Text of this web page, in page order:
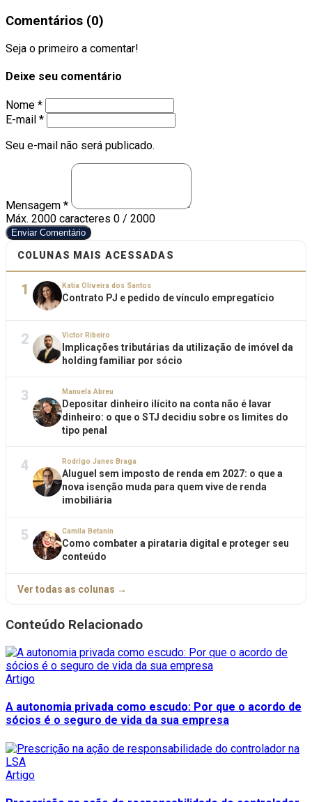
Comentários (0)
Seja o primeiro a comentar!
Deixe seu comentário
Nome *
E-mail *
Seu e-mail não será publicado.
Mensagem *
Máx. 2000 caracteres 0 / 2000
Enviar Comentário
COLUNAS MAIS ACESSADAS
1 Katia Oliveira dos Santos
Contrato PJ e pedido de vínculo empregatício
2 Victor Ribeiro
Implicações tributárias da utilização de imóvel da
holding familiar por sócio
3 Manuela Abreu
Depositar dinheiro ilícito na conta não é lavar
dinheiro: o que o STJ decidiu sobre os limites do
tipo penal
4 Rodrigo Janes Braga
Aluguel sem imposto de renda em 2027: o que a
nova isenção muda para quem vive de renda
imobiliária
5 Camila Betanin
Como combater a pirataria digital e proteger seu
conteúdo
Ver todas as colunas →
Conteúdo Relacionado
Artigo
A autonomia privada como escudo: Por que o acordo de
sócios é o seguro de vida da sua empresa
Artigo